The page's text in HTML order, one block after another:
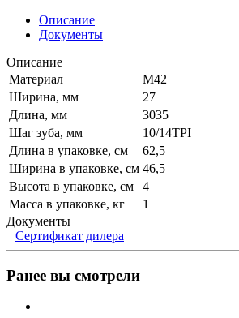
Описание
Документы
Описание
Материал
М42
Ширина, мм
27
Длина, мм
3035
Шаг зуба, мм
10/14TPI
Длина в упаковке, см
62,5
Ширина в упаковке, см 46,5
Высота в упаковке, см
4
Масса в упаковке, кг
1
Документы
Сертификат дилера
Ранее вы смотрели